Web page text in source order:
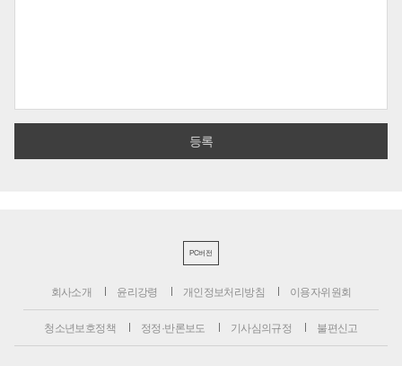
PC버전
회사소개 윤리강령 개인정보처리방침 이용자위원회
청소년보호정책 정정·반론보도 기사심의규정 불편신고